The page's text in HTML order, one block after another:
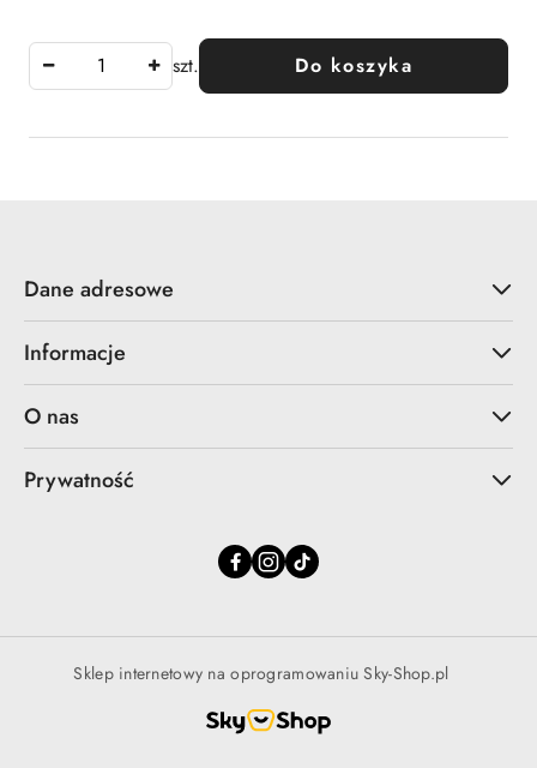
szt. Do koszyka
Dane adresowe
Informacje
O nas
Prywatność
Sklep internetowy na oprogramowaniu Sky-Shop.pl